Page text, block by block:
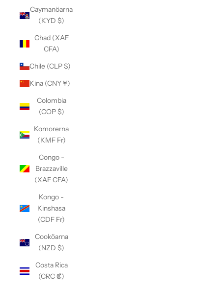
Caymanöarna
(KYD $)
Chad (XAF
CFA)
Chile (CLP $)
Kina (CNY ¥)
Colombia
(COP $)
Komorerna
(KMF Fr)
Congo -
Brazzaville
(XAF CFA)
Kongo -
Kinshasa
(CDF Fr)
Cooköarna
(NZD $)
Costa Rica
(CRC ₡)